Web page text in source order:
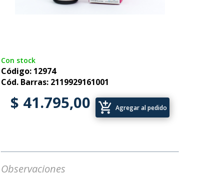
Con stock
Código: 12974
Cód. Barras: 2119929161001
$ 41.795,00 add_shopping_cart Agregar al pedido
Observaciones